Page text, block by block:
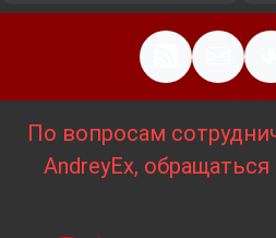
По вопросам
AndreyEx,